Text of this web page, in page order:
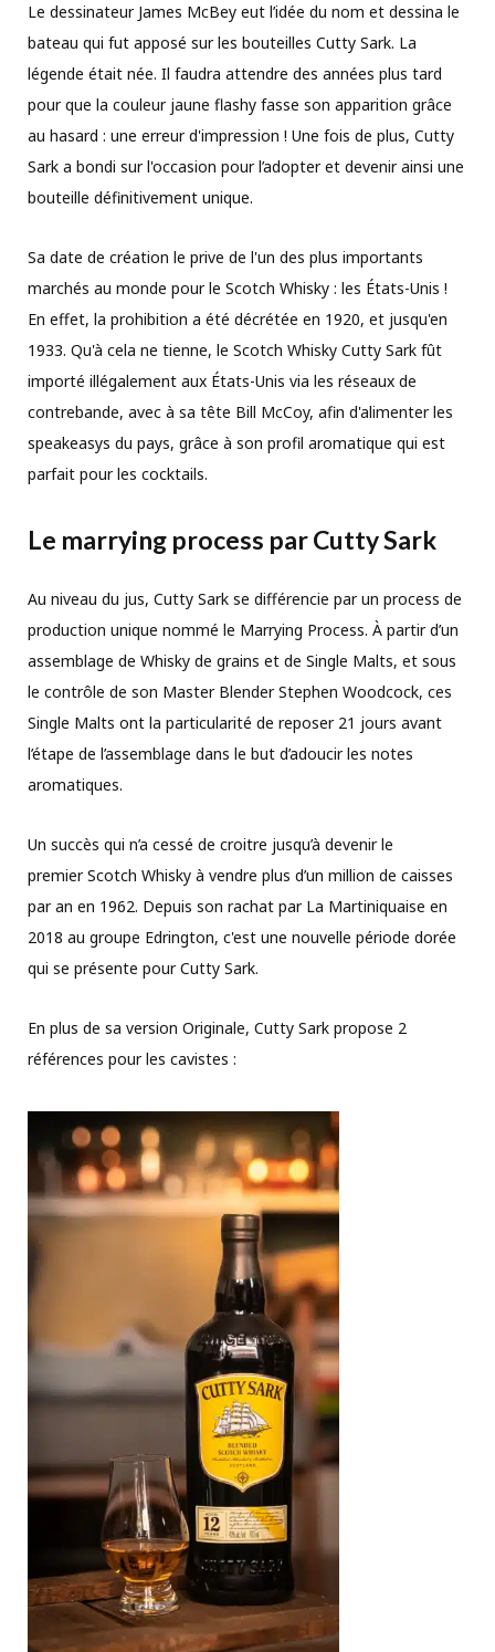
Le dessinateur James McBey eut l’idée du nom et dessina le
bateau qui fut apposé sur les bouteilles Cutty Sark. La
légende était née. Il faudra attendre des années plus tard
pour que la couleur jaune flashy fasse son apparition grâce
au hasard : une erreur d'impression ! Une fois de plus, Cutty
Sark a bondi sur l'occasion pour l’adopter et devenir ainsi une
bouteille définitivement unique.
Sa date de création le prive de l'un des plus importants
marchés au monde pour le Scotch Whisky : les États-Unis !
En effet, la prohibition a été décrétée en 1920, et jusqu'en
1933. Qu'à cela ne tienne, le Scotch Whisky Cutty Sark fût
importé illégalement aux États-Unis via les réseaux de
contrebande, avec à sa tête Bill McCoy, afin d'alimenter les
speakeasys du pays, grâce à son profil aromatique qui est
parfait pour les cocktails.
Le marrying process par Cutty Sark
Au niveau du jus, Cutty Sark se différencie par un process de
production unique nommé le Marrying Process. À partir d’un
assemblage de Whisky de grains et de Single Malts, et sous
le contrôle de son Master Blender Stephen Woodcock, ces
Single Malts ont la particularité de reposer 21 jours avant
l’étape de l’assemblage dans le but d’adoucir les notes
aromatiques.
Un succès qui n’a cessé de croitre jusqu’à devenir le
premier Scotch Whisky à vendre plus d’un million de caisses
par an en 1962. Depuis son rachat par La Martiniquaise en
2018 au groupe Edrington, c'est une nouvelle période dorée
qui se présente pour Cutty Sark.
En plus de sa version Originale, Cutty Sark propose 2
références pour les cavistes :